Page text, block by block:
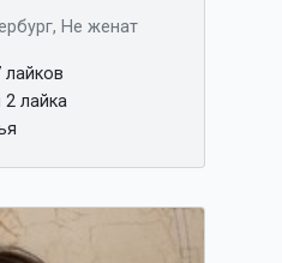
Не женат
лайка